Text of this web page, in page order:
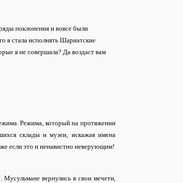
поклонения и вовсе были
я стала исполнять Шариатские
я не совершала? Да воздаст вам
Режима, который на протяжении
склады и музеи, искажая имена
если это и ненавистно неверующим!
вернулись в свои мечети,